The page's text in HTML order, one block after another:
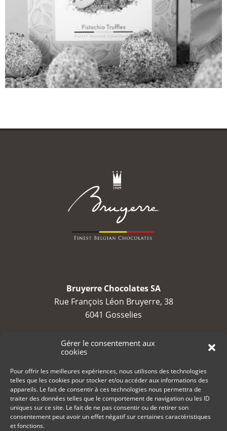
Gérer le consentement aux
cookies
Pour offrir les meilleures expériences, nous utilisons des technologies
telles que les cookies pour stocker et/ou accéder aux informations des
appareils. Le fait de consentir à ces technologies nous permettra de
traiter des données telles que le comportement de navigation ou les ID
uniques sur ce site. Le fait de ne pas consentir ou de retirer son
consentement peut avoir un effet négatif sur certaines caractéristiques
et fonctions.
Bruyerre Chocolates SA
Rue François Léon Bruyerre, 38
6041 Gosselies
TVA : BE 0688 794 525
contact@bruyerre.eu
+32 (0)71 23 23 80